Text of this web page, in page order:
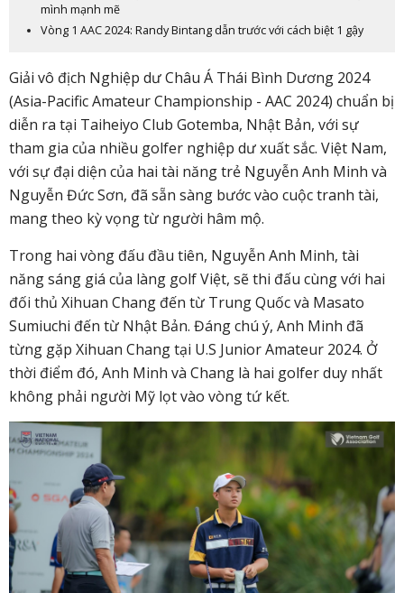
mình mạnh mẽ
Vòng 1 AAC 2024: Randy Bintang dẫn trước với cách biệt 1 gậy
Giải vô địch Nghiệp dư Châu Á Thái Bình Dương 2024
(Asia-Pacific Amateur Championship - AAC 2024) chuẩn bị
diễn ra tại Taiheiyo Club Gotemba, Nhật Bản, với sự
tham gia của nhiều golfer nghiệp dư xuất sắc. Việt Nam,
với sự đại diện của hai tài năng trẻ Nguyễn Anh Minh và
Nguyễn Đức Sơn, đã sẵn sàng bước vào cuộc tranh tài,
mang theo kỳ vọng từ người hâm mộ.
Trong hai vòng đấu đầu tiên, Nguyễn Anh Minh, tài
năng sáng giá của làng golf Việt, sẽ thi đấu cùng với hai
đối thủ Xihuan Chang đến từ Trung Quốc và Masato
Sumiuchi đến từ Nhật Bản. Đáng chú ý, Anh Minh đã
từng gặp Xihuan Chang tại U.S Junior Amateur 2024. Ở
thời điểm đó, Anh Minh và Chang là hai golfer duy nhất
không phải người Mỹ lọt vào vòng tứ kết.